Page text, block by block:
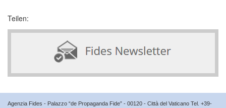
Teilen:
Agenzia Fides - Palazzo “de Propaganda Fide” - 00120 - Città del Vaticano Tel. +39-